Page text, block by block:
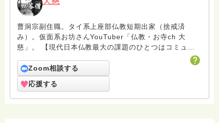
曹洞宗副住職。タイ系上座部仏教短期出家（捨戒済
み）。仮面系お坊さんYouTuber「仏教・お寺ch 大
慈」。 【現代日本仏教最大の課題のひとつはコミュニ
ケーション不足】をミッションに10年以上、インターネ
ット上で情報発信をしています。 YouTubeでは仏教の
教えや読経だけでなく、お寺の真相やお坊さんの生活が
分かる動画を配信しています。（リンクは↓のURL）
Zoom相談する
応援する